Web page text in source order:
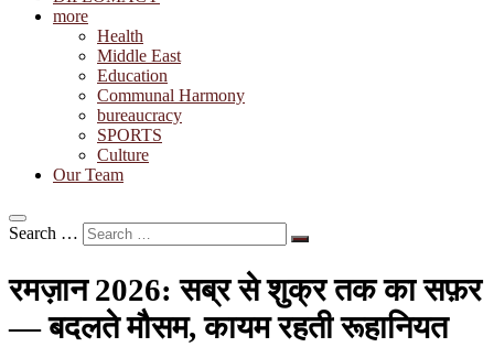
more
Health
Middle East
Education
Communal Harmony
bureaucracy
SPORTS
Culture
Our Team
Search …
रमज़ान 2026: सब्र से शुक्र तक का सफ़र
— बदलते मौसम, कायम रहती रूहानियत